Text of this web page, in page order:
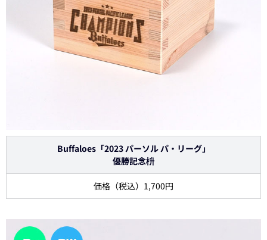
Buffaloes「2023 パーソル パ・リーグ」
優勝記念枡
価格（税込）1,700円